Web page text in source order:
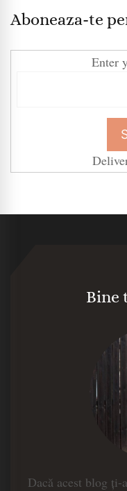
Aboneaza-te
Enter
Bine
Dacă acest blog